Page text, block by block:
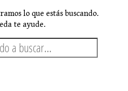
lo que estás buscando.
te ayude.